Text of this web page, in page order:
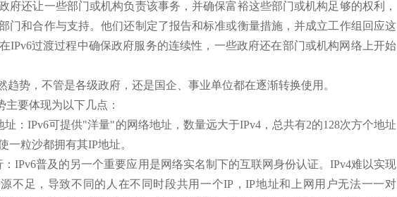
还让一些部门或机构负责该事务，并确保富裕这些部门或机构足够的权利，
门和合作与支持。他们还制定了报告和标准或衡量措施，并成立工作组回应这
IPv6过渡过程中确保政府服务的连续性，一些政府还在部门或机构网络上开始
趋势，不管是各级政府，还是国企、事业单位都在逐渐转换使用。
主要体现为以下几点：
IPv6可提供"洋量"的网络地址，数量远大于IPv4，总共有2的128次方个地址
一粒沙都拥有其IP地址。
普及的另一个重要应用是网络实名制下的互联网身份认证。IPv4难以实现
不足，导致不同的人在不同时段共用一个IP，IP地址和上网用户无法一一对